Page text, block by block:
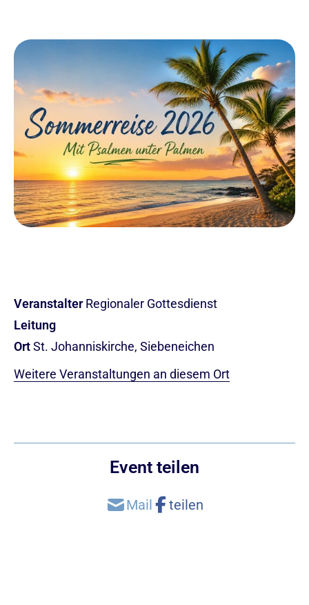
Veranstalter Regionaler Gottesdienst
Leitung
OrtSt. Johanniskirche, Siebeneichen
Weitere Veranstaltungen an diesem Ort
Event teilen